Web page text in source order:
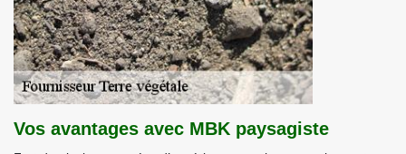
Vos avantages avec MBK paysagiste